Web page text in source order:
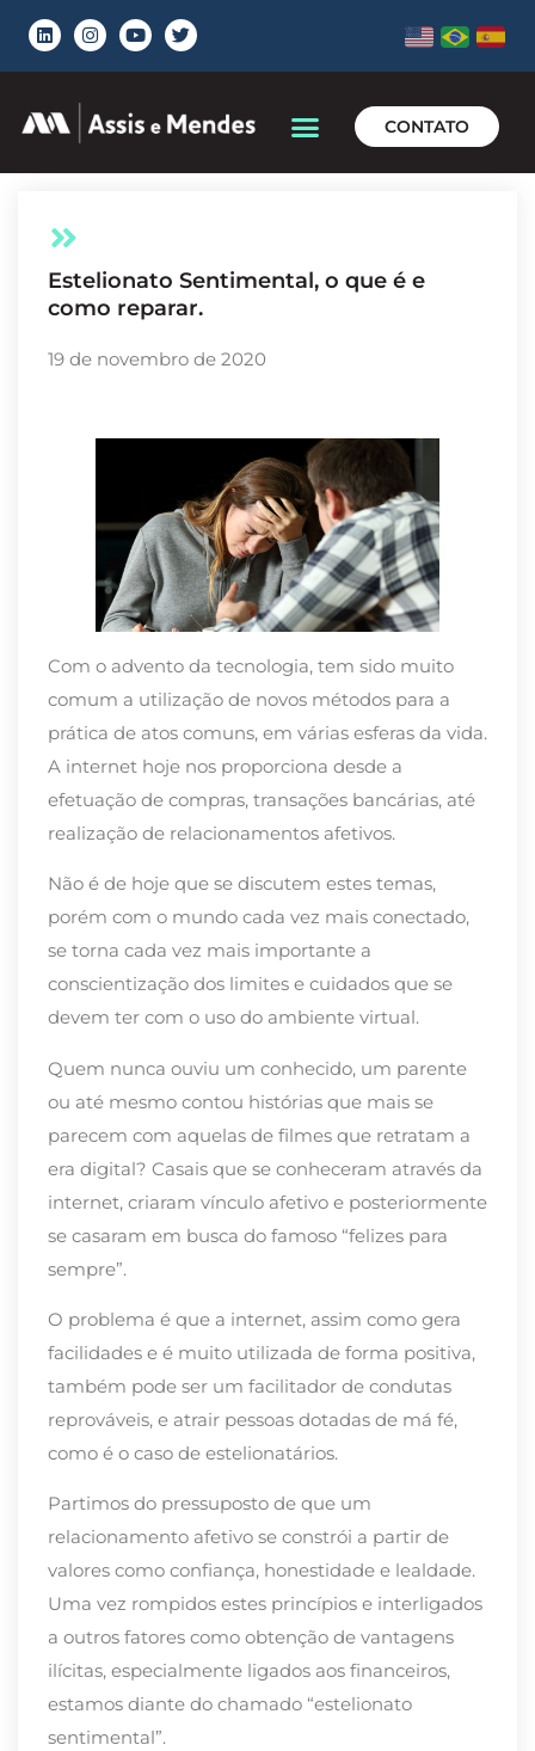
CONTATO
Estelionato Sentimental, o que é e
como reparar.
19 de novembro de 2020
Com o advento da tecnologia, tem sido muito
comum a utilização de novos métodos para a
prática de atos comuns, em várias esferas da vida.
A internet hoje nos proporciona desde a
efetuação de compras, transações bancárias, até
realização de relacionamentos afetivos.
Não é de hoje que se discutem estes temas,
porém com o mundo cada vez mais conectado,
se torna cada vez mais importante a
conscientização dos limites e cuidados que se
devem ter com o uso do ambiente virtual.
Quem nunca ouviu um conhecido, um parente
ou até mesmo contou histórias que mais se
parecem com aquelas de filmes que retratam a
era digital? Casais que se conheceram através da
internet, criaram vínculo afetivo e posteriormente
se casaram em busca do famoso “felizes para
sempre”.
O problema é que a internet, assim como gera
facilidades e é muito utilizada de forma positiva,
também pode ser um facilitador de condutas
reprováveis, e atrair pessoas dotadas de má fé,
como é o caso de estelionatários.
Partimos do pressuposto de que um
relacionamento afetivo se constrói a partir de
valores como confiança, honestidade e lealdade.
Uma vez rompidos estes princípios e interligados
a outros fatores como obtenção de vantagens
ilícitas, especialmente ligados aos financeiros,
estamos diante do chamado “estelionato
sentimental”.